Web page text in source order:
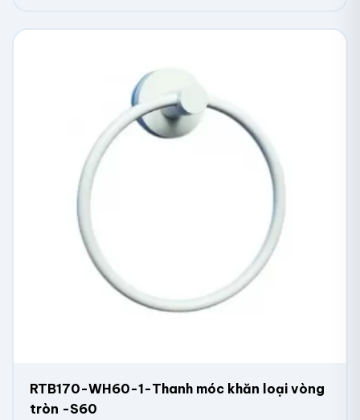
RTB170-WH60-1-Thanh móc khăn loại vòng
tròn -S60